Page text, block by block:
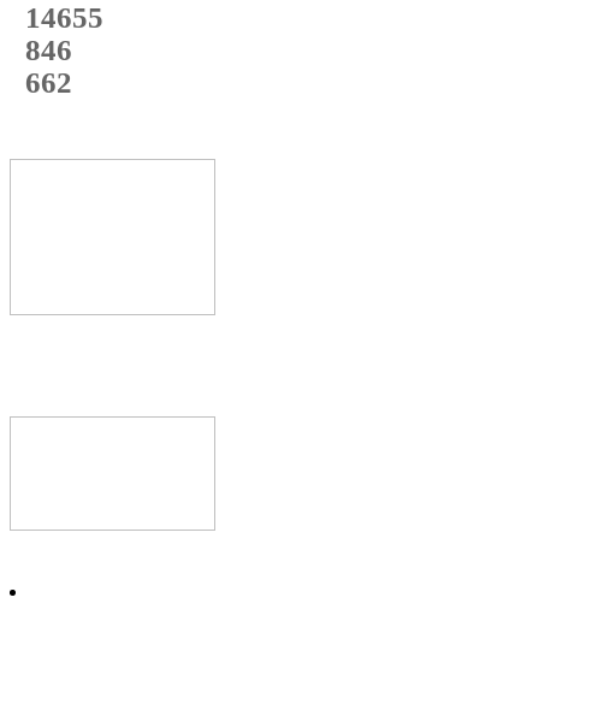
14655
с начала года
846
с начала месяца
662
с начала недели